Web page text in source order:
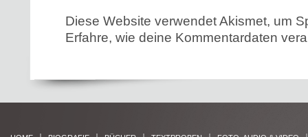
Diese Website verwendet Akismet, um
Erfahre, wie deine Kommentardaten